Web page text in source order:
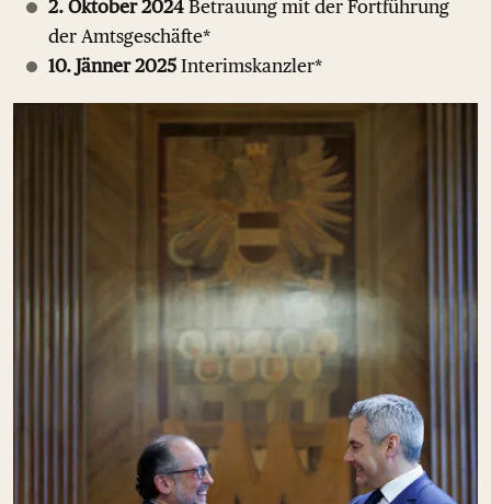
2. Oktober 2024 Betrauung mit der Fortführung
der Amtsgeschäfte*
10. Jänner 2025 Interimskanzler*